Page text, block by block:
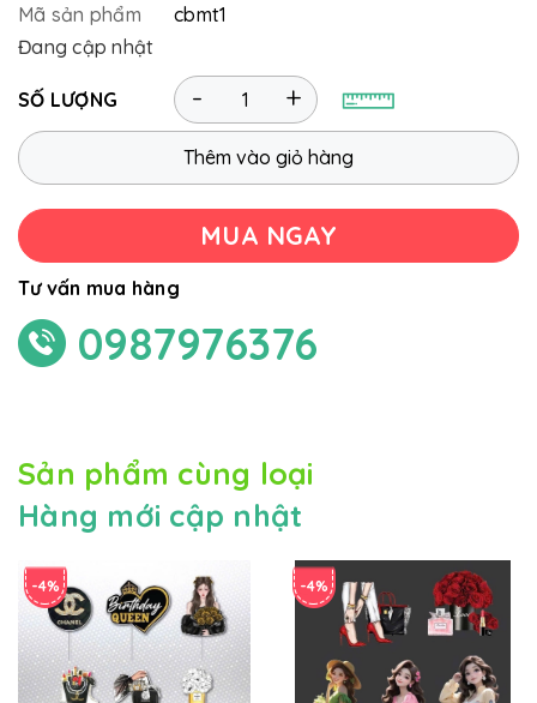
Mã sản phẩm
cbmt1
Đang cập nhật
SỐ LƯỢNG +
-
Thêm vào giỏ hàng
MUA NGAY
Tư vấn mua hàng
0987976376
Sản phẩm cùng loại
Hàng mới cập nhật
-4% -4%